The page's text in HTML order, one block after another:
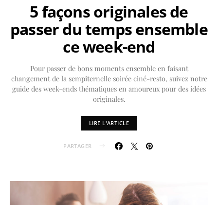
5 façons originales de
passer du temps ensemble
ce week-end
Pour passer de bons moments ensemble en faisant
changement de la sempiternelle soirée ciné-resto, suivez notre
guide des week-ends thématiques en amoureux pour des idées
originales.
LIRE L'ARTICLE
PARTAGER